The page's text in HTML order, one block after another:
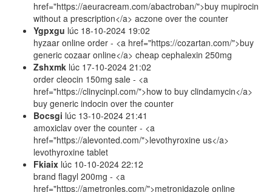
href="https://aeuracream.com/abactroban/">buy mupirocin
without a prescription</a> aczone over the counter
Ygpxgu lúc 18-10-2024 19:02
hyzaar online order - <a href="https://cozartan.com/">buy
generic cozaar online</a> cheap cephalexin 250mg
Zshxmk lúc 17-10-2024 21:02
order cleocin 150mg sale - <a
href="https://clinycinpl.com/">how to buy clindamycin</a>
buy generic indocin over the counter
Bocsgi lúc 13-10-2024 21:41
amoxiclav over the counter - <a
href="https://alevonted.com/">levothyroxine us</a>
levothyroxine tablet
Fkiaix lúc 10-10-2024 22:12
brand flagyl 200mg - <a
href="https://ametronles.com/">metronidazole online